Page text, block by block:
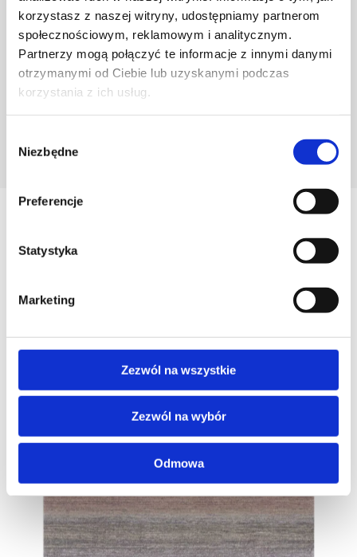
korzystasz z naszej witryny, udostępniamy partnerom
społecznościowym, reklamowym i analitycznym.
Partnerzy mogą połączyć te informacje z innymi danymi
otrzymanymi od Ciebie lub uzyskanymi podczas
korzystania z ich usług.
zgody
Niezbędne
Preferencje
Statystyka
Marketing
Zezwól na wszystkie
Zezwól na wybór
Odmowa
POZNAJ PROJEKTANTA
Podobne produkty